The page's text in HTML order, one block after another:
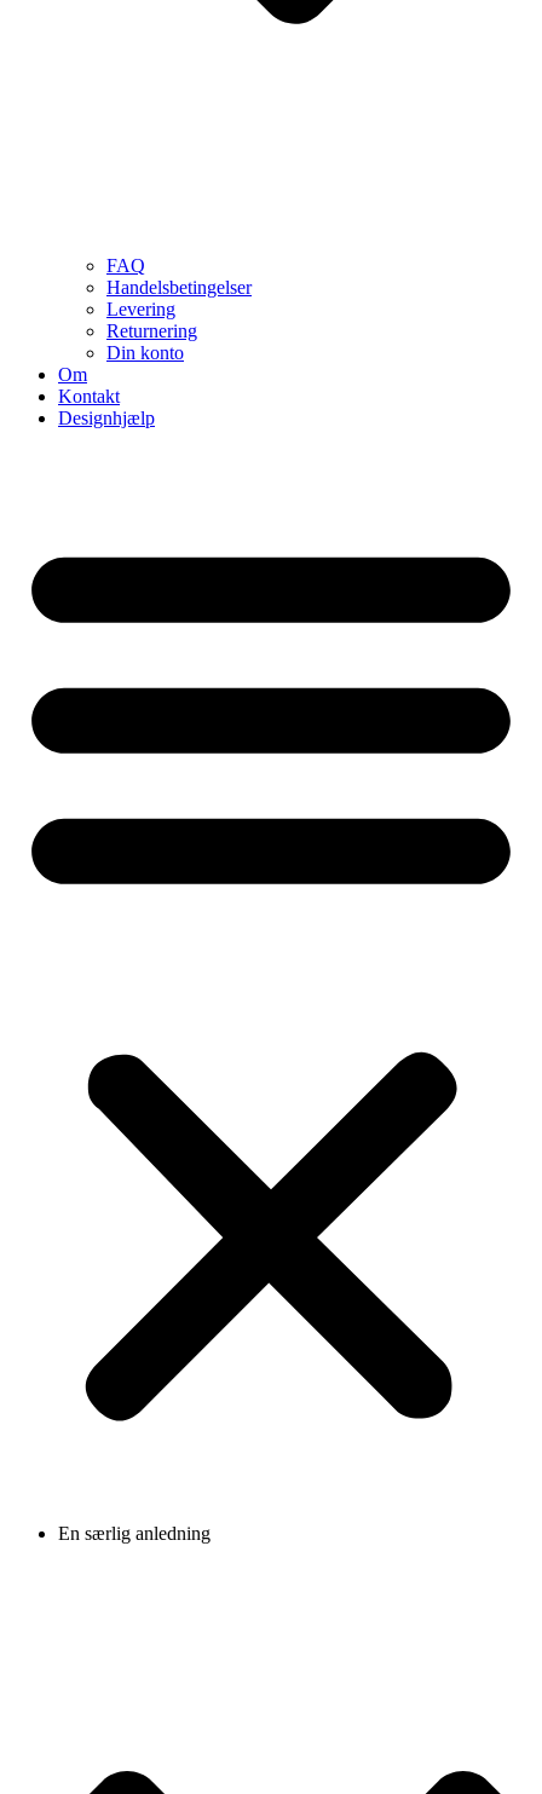
FAQ
Handelsbetingelser
Levering
Returnering
Din konto
Om
Kontakt
Designhjælp
En særlig anledning